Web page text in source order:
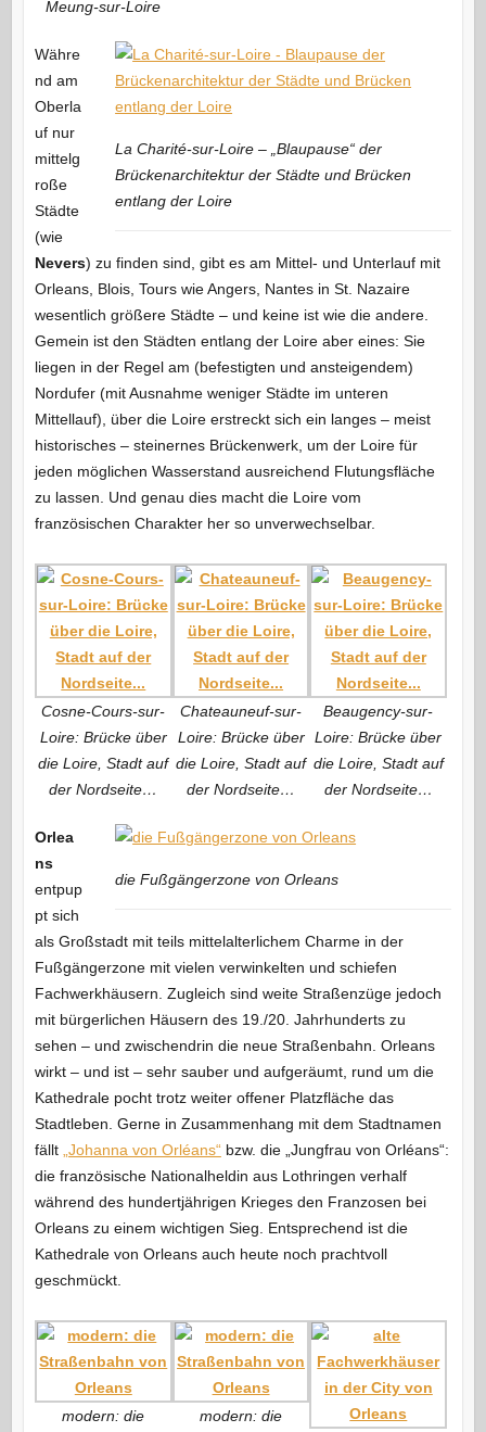
Meung-sur-Loire
La Charité-sur-Loire – „Blaupause“ der
Brückenarchitektur der Städte und Brücken
entlang der Loire
Währe
nd am
Oberla
uf nur
mittelg
roße
Städte
(wie
Nevers) zu finden sind, gibt es am Mittel- und Unterlauf mit
Orleans, Blois, Tours wie Angers, Nantes in St. Nazaire
wesentlich größere Städte – und keine ist wie die andere.
Gemein ist den Städten entlang der Loire aber eines: Sie
liegen in der Regel am (befestigten und ansteigendem)
Nordufer (mit Ausnahme weniger Städte im unteren
Mittellauf), über die Loire erstreckt sich ein langes – meist
historisches – steinernes Brückenwerk, um der Loire für
jeden möglichen Wasserstand ausreichend Flutungsfläche
zu lassen. Und genau dies macht die Loire vom
französischen Charakter her so unverwechselbar.
Cosne-Cours-sur-
Loire: Brücke über
die Loire, Stadt auf
der Nordseite…
Chateauneuf-sur-
Loire: Brücke über
die Loire, Stadt auf
der Nordseite…
Beaugency-sur-
Loire: Brücke über
die Loire, Stadt auf
der Nordseite…
die Fußgängerzone von Orleans
Orlea
ns
entpup
pt sich
als Großstadt mit teils mittelalterlichem Charme in der
Fußgängerzone mit vielen verwinkelten und schiefen
Fachwerkhäusern. Zugleich sind weite Straßenzüge jedoch
mit bürgerlichen Häusern des 19./20. Jahrhunderts zu
sehen – und zwischendrin die neue Straßenbahn. Orleans
wirkt – und ist – sehr sauber und aufgeräumt, rund um die
Kathedrale pocht trotz weiter offener Platzfläche das
Stadtleben. Gerne in Zusammenhang mit dem Stadtnamen
fällt „Johanna von Orléans“ bzw. die „Jungfrau von Orléans“:
die französische Nationalheldin aus Lothringen verhalf
während des hundertjährigen Krieges den Franzosen bei
Orleans zu einem wichtigen Sieg. Entsprechend ist die
Kathedrale von Orleans auch heute noch prachtvoll
geschmückt.
modern: die
modern: die